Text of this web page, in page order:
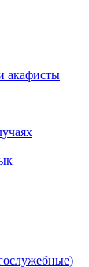
акафисты